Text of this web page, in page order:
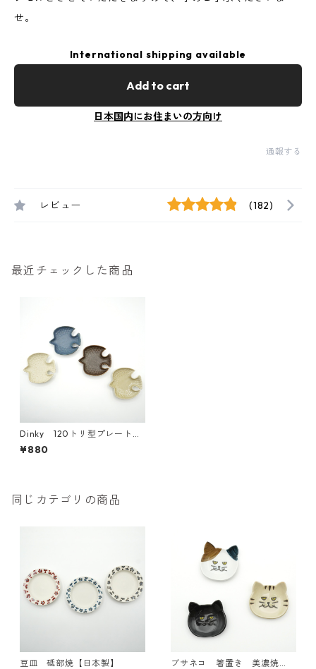
せ。
International shipping available
Add to cart
日本国内にお住まいの方向け
通報する
レビュー (182)
最近チェックした商品
Dinky 120トリ型プレート
美濃焼【日本製】
¥880
同じカテゴリの商品
豆皿 砥部焼【日本製】
ブサネコ 箸置き 美濃焼